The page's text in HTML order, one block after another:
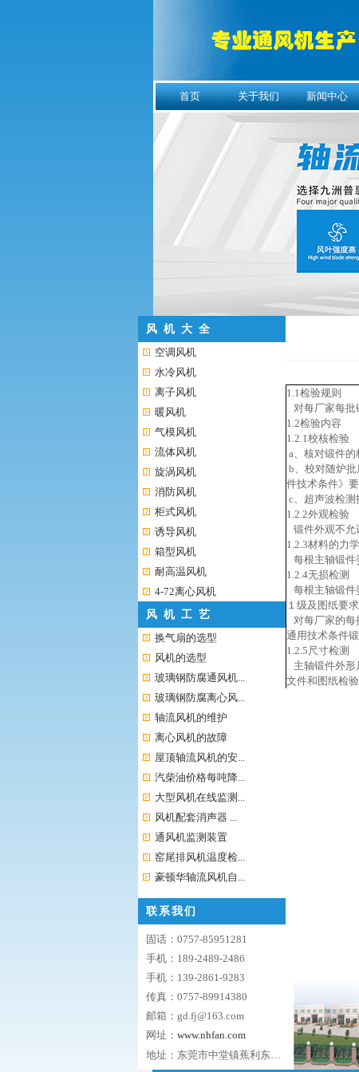
首页 关于我们 新闻中心
风 机 大 全
空调风机
水冷风机
离子风机
暖风机
气模风机
流体风机
旋涡风机
消防风机
柜式风机
诱导风机
箱型风机
耐高温风机
4-72离心风机
风 机 工 艺
换气扇的选型
风机的选型
玻璃钢防腐通风机...
玻璃钢防腐离心风...
轴流风机的维护
离心风机的故障
屋顶轴流风机的安...
汽柴油价格每吨降...
大型风机在线监测...
风机配套消声器 ...
通风机监测装置
窑尾排风机温度检...
豪顿华轴流风机自...
联系我们
固话：0757-85951281
手机：189-2489-2486
手机：139-2861-9283
传真：0757-89914380
邮箱：gd.fj@163.com
网址： www.nhfan.com
地址：东莞市中堂镇蕉利东区五路9号
1.1检验规则
对每厂家每批
1.2检验内容
1.2.1校核检验
a、核对锻件
b、校对随炉
件技术条件》要
c、超声波检测
1.2.2外观检验
锻件外观不允
1.2.3材料的力
每根主轴锻件
1.2.4无损检测
每根主轴锻件
１级及图纸要
对每厂家的每
通用技术条件
1.2.5尺寸检测
主轴锻件外形
文件和图纸检验